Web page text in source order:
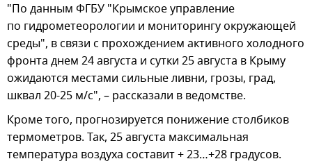
"По данным ФГБУ "Крымское управление
по гидрометеорологии и мониторингу окружающей
среды", в связи с прохождением активного холодного
фронта днем 24 августа и сутки 25 августа в Крыму
ожидаются местами сильные ливни, грозы, град,
шквал 20-25 м/с", – рассказали в ведомстве.
Кроме того, прогнозируется понижение столбиков
термометров. Так, 25 августа максимальная
температура воздуха составит + 23…+28 градусов.